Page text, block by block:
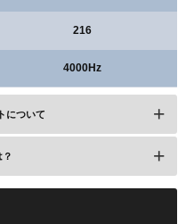
216
4000Hz
について